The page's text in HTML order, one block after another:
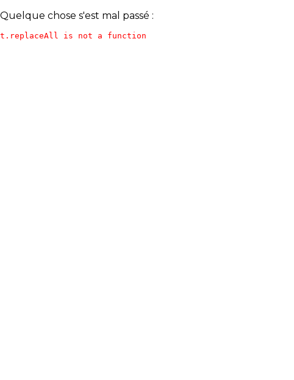
Quelque chose s'est mal passé :
t.replaceAll is not a function